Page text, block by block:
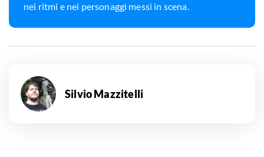
nei ritmi e nei personaggi messi in scena.
Silvio Mazzitelli